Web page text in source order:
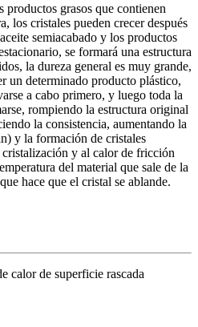
productos grasos que contienen
los cristales pueden crecer después
semiacabado y los productos
se formará una estructura
la dureza general es muy grande,
un determinado producto plástico,
a cabo primero, y luego toda la
rompiendo la estructura original
la consistencia, aumentando la
y la formación de cristales
y al calor de fricción
del material que sale de la
hace que el cristal se ablande.